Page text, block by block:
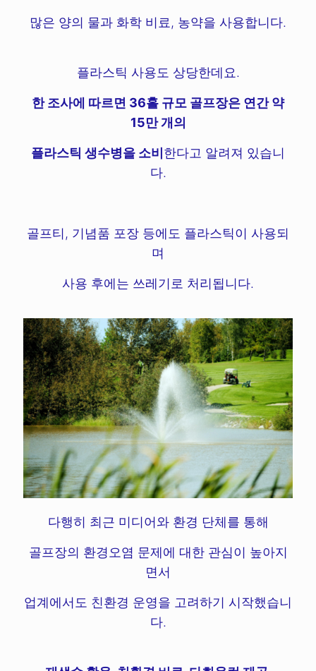
많은 양의 물과 화학 비료, 농약을 사용합니다.
플라스틱 사용도 상당한데요.
한 조사에 따르면 36홀 규모 골프장은 연간 약
15만 개의
플라스틱 생수병을 소비 한다고 알려져 있습니
다.
골프티, 기념품 포장 등에도 플라스틱이 사용되
며
사용 후에는 쓰레기로 처리됩니다.
다행히 최근 미디어와 환경 단체를 통해
골프장의 환경오염 문제에 대한 관심이 높아지
면서
업계에서도 친환경 운영을 고려하기 시작했습니
다.